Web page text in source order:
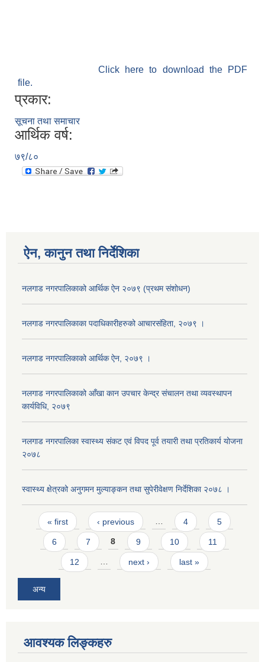
Click here to download the PDF
file.
प्रकार:
सूचना तथा समाचार
आर्थिक वर्ष:
७९/८०
ऐन, कानुन तथा निर्देशिका
नलगाड नगरपालिकाको आर्थिक ऐन २०७९ (प्रथम संशोधन)
नलगाड नगरपालिकाका पदाधिकारीहरुको आचारसंहिता, २०७९ ।
नलगाड नगरपालिकाको आर्थिक ऐन, २०७९ ।
नलगाड नगरपालिकाको आँखा कान उपचार केन्द्र संचालन तथा व्यवस्थापन
कार्यविधि, २०७९
नलगाड नगरपालिका स्वास्थ्य संकट एवं विपद पूर्व तयारी तथा प्रतिकार्य योजना
२०७८
स्वास्थ्य क्षेत्रको अनुगमन मुल्याङ्कन तथा सुपेरीवेक्षण निर्देशिका २०७८ ।
Pages
« first ‹ previous … 4 5
6 7 8 9 10 11
12 … next › last »
अन्य
आवश्यक लिङ्कहरु